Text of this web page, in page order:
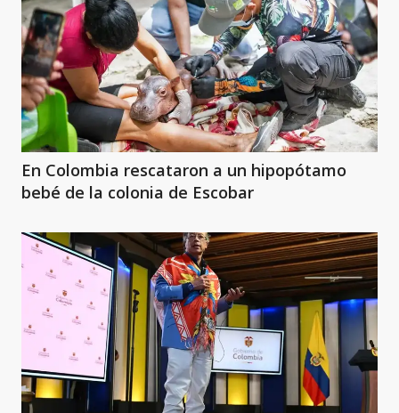
En Colombia rescataron a un hipopótamo
bebé de la colonia de Escobar